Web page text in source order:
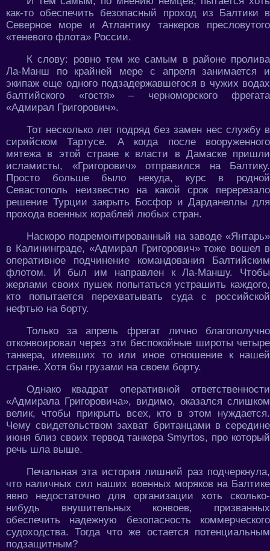
как-то обеспечить безопасный проход из Балтики в
Северное море и Атлантику танкеров пресловутого
«теневого флота» России.
К слову: ровно тем же самым в районе пролива
Ла-Манш по крайней мере с апреля занимается и
экипаж еще одного подзадержавшегося в чужих водах
балтийского «гостя» – черноморского фрегата
«Адмирал Григорович».
Тот несколько лет подряд без замен нес службу в
сирийском Тартусе. А когда после вооруженного
мятежа в этой стране к власти в Дамаске пришли
исламисты, «Григорович» отправился на Балтику.
Просто больше было некуда, курс в родной
Севастополь неизвестно на какой срок перерезало
решение Турции закрыть Босфор и Дарданеллы для
прохода военных кораблей любых стран.
Наскоро подремонтированный на заводе «Янтарь»
в Калининграде, «Адмирал Григорович» тоже вошел в
оперативное подчинение командования Балтийским
флотом. И был им направлен к Ла-Маншу. Чтобы
жерлами своих пушек попытаться устрашить каждого,
кто попытается перехватывать суда с российской
нефтью на борту.
Только за апрель фрегат лично благополучно
отконвоировал через эти беспокойные широты четыре
танкера, имевших то или иное отношение к нашей
стране. Хотя бы грузами на своем борту.
Однако квадрат оперативной ответственности
«Адмирала Григоровича», видимо, оказался слишком
велик, чтобы прикрыть всех, кто в этом нуждается.
Чему свидетельством захват британцами в середине
июня близ своих тервод танкера Smyrtos, про который
речь шла выше.
Печальная эта история лишний раз подчеркнула,
что наличных сил наших военных моряков на Балтике
явно недостаточно для организации хоть сколько-
нибудь внушительных конвоев, призванных
обеспечить надежную безопасность коммерческого
судоходства. Тогда что же остается потенциальным
подзащитным?